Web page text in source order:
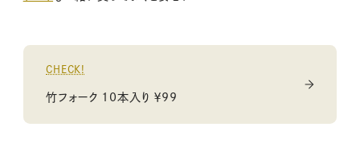
CHECK!
竹フォーク 10本入り ￥99